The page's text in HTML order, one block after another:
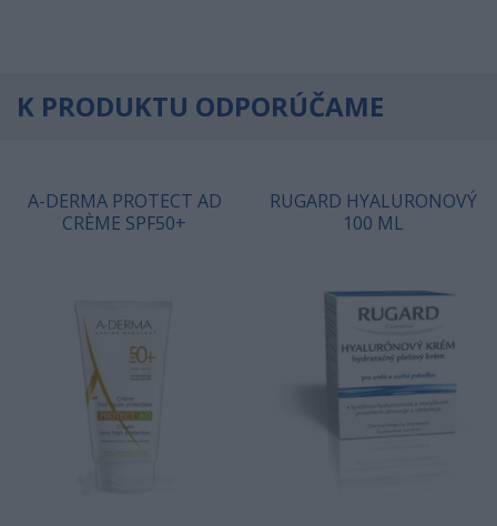
K PRODUKTU ODPORÚČAME
A-DERMA PROTECT AD
CRÈME SPF50+
RUGARD HYALURONOVÝ
100 ML